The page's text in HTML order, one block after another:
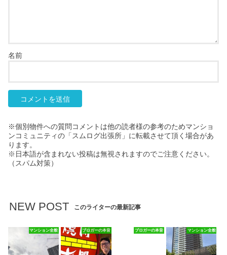
名前
※個別物件への質問コメントは他の読者様の参考のためマンショ
ンコミュニティの「スムログ出張所」に転載させて頂く場合があ
ります。
※日本語が含まれない投稿は無視されますのでご注意ください。
（スパム対策）
NEW POST このライターの最新記事
マンション全般 ブロガーの本音 ブロガーの本音 マンション全般